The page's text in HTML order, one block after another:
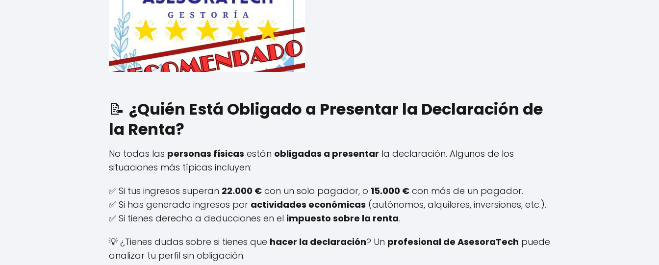
📝 ¿Quién Está Obligado a Presentar la Declaración de
la Renta?
No todas las personas físicas están obligadas a presentar la declaración. Algunos de los
situaciones más típicas incluyen:
✅ Si tus ingresos superan 22.000 € con un solo pagador, o 15.000 € con más de un pagador.
✅ Si has generado ingresos por actividades económicas (autónomos, alquileres, inversiones, etc.).
✅ Si tienes derecho a deducciones en el impuesto sobre la renta.
💡 ¿Tienes dudas sobre si tienes que hacer la declaración? Un profesional de AsesoraTech puede
analizar tu perfil sin obligación.